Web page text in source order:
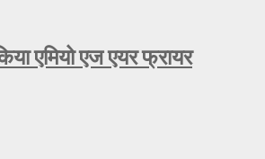
एमियो एज एयर फ्रायर